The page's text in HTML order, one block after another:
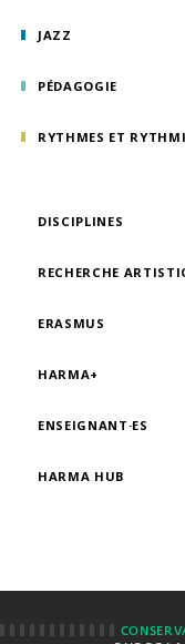
JAZZ
PÉDAGOGIE
RYTHMES ET
DISCIPLINES
RECHERCHE
ERASMUS
HARMA+
ENSEIGNANT·ES
HARMA HUB